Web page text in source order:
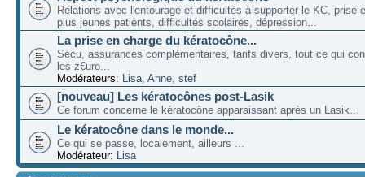
Relations avec l'entourage et difficultés à supporter le KC, prise
plus jeunes patients, difficultés scolaires, dépression...
La prise en charge du kératocône...
Sécu, assurances complémentaires, tarifs divers, tout ce qui
les z€uro...
Modérateurs: Lisa, Anne, stef
[nouveau] Les kératocônes post-Lasik
Ce forum concerne le kératocône apparaissant après un Lasik...
Le kératocône dans le monde...
Ce qui se passe, localement, ailleurs ...
Modérateur: Lisa